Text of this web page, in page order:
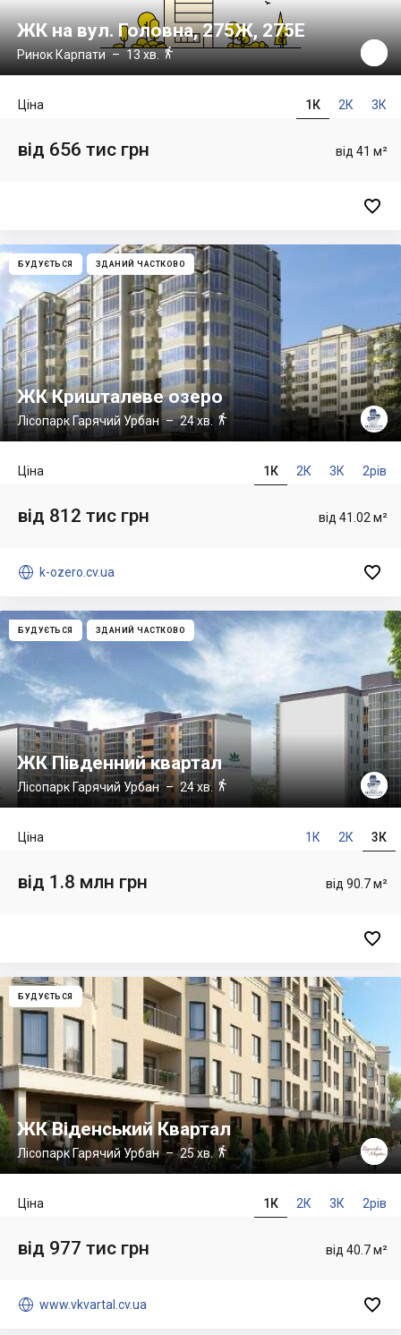
ЖК на вул. Головна, 275Ж, 275Е
Ринок Карпати– 13 хв.
1К 2К 3К
Ціна
від 41 м²
від 656 тис грн

БУДУЄТЬСЯ ЗДАНИЙ ЧАСТКОВО
ЖК Кришталеве озеро
Лісопарк Гарячий Урбан– 24 хв. 
1К 2К 3К 2рів
Ціна
від 41.02 м²
від 812 тис грн
 k-ozero.cv.ua 
БУДУЄТЬСЯ ЗДАНИЙ ЧАСТКОВО
ЖК Південний квартал
Лісопарк Гарячий Урбан– 24 хв. 
1К 2К 3К
Ціна
від 90.7 м²
від 1.8 млн грн

БУДУЄТЬСЯ
ЖК Віденський Квартал
Лісопарк Гарячий Урбан– 25 хв.
1К 2К 3К 2рів
Ціна
від 40.7 м²
від 977 тис грн
 www.vkvartal.cv.ua 